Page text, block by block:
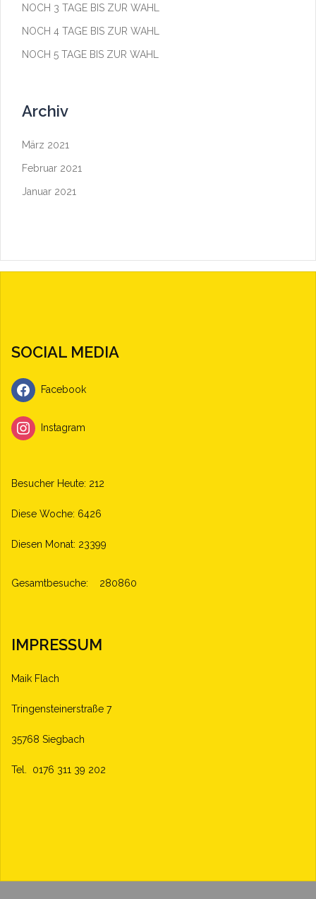
NOCH 3 TAGE BIS ZUR WAHL
NOCH 4 TAGE BIS ZUR WAHL
NOCH 5 TAGE BIS ZUR WAHL
Archiv
März 2021
Februar 2021
Januar 2021
SOCIAL MEDIA
Facebook
Instagram
Besucher Heute: 212
Diese Woche: 6426
Diesen Monat: 23399
Gesamtbesuche: 280860
IMPRESSUM
Maik Flach
Tringensteinerstraße 7
35768 Siegbach
Tel. 0176 311 39 202